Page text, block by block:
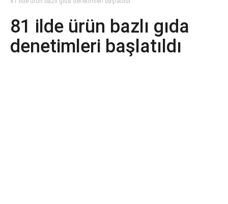
81 ilde ürün bazlı gıda
denetimleri başlatıldı